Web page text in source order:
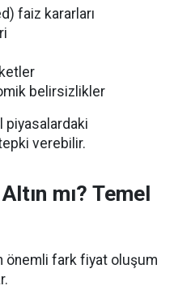
faiz kararları
belirsizlikler
piyasalardaki
verebilir.
mı? Temel
önemli fark fiyat oluşum